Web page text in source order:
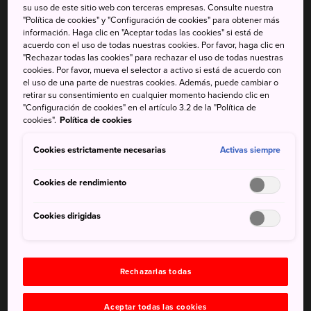
Interior de Seto, como la isla de Naoshima, la isla de
Teshima, la isla de Shodoshima, la isla de Megi, Ogijima y
los alrededores del puerto de Takamatsu. Con su encanto
rural y sus amplias vistas costeras, estas islas proporcionan
el telón de fondo perfecto para las numerosas e
interesantes obras de arte. El tema recurrente del festival
es «La restauración del mar», y su objetivo es revitalizar las
comunidades locales e inspirar iniciativas sostenibles. La
Trienal de Arte de Echigo-Tsumari
(Niigata)
Arte de Echigo-Tsumari
en las montañas de Niigata,
famosa por sus copiosas nevadas y su delicioso sake.
Japón tiene una población envejecida con muchas
personas dedicadas a la agricultura en el campo. Este
su uso de este sitio web con terceras empresas. Consulte nuestra
"Política de cookies" y "Configuración de cookies" para obtener más
información. Haga clic en "Aceptar todas las cookies" si está de
acuerdo con el uso de todas nuestras cookies. Por favor, haga clic en
"Rechazar todas las cookies" para rechazar el uso de todas nuestras
cookies. Por favor, mueva el selector a activo si está de acuerdo con
el uso de una parte de nuestras cookies. Además, puede cambiar o
retirar su consentimiento en cualquier momento haciendo clic en
"Configuración de cookies" en el artículo 3.2 de la "Política de
cookies". Política de cookies
Cookies estrictamente necesarias Activas siempre
Cookies de rendimiento
Cookies dirigidas
Rechazarlas todas
Aceptar todas las cookies